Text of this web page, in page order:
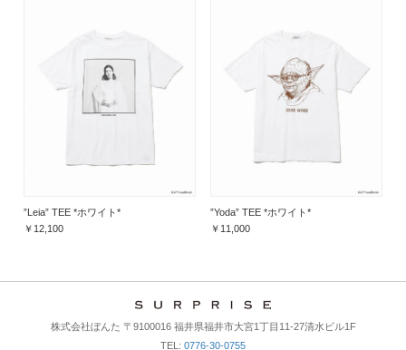
”Leia” TEE *ホワイト*
￥12,100
”Yoda” TEE *ホワイト*
￥11,000
株式会社ぼんた 〒9100016 福井県福井市大宮1丁目11-27清水ビル1F
TEL: 0776-30-0755